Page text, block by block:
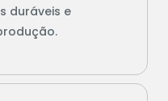
duráveis e